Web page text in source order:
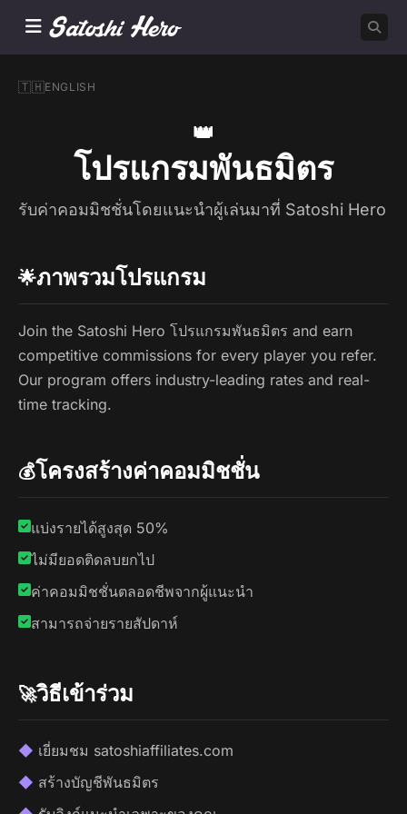
🇹🇭ENGLISH
👑
โปรแกรมพันธมิตร
รับค่าคอมมิชชั่นโดยแนะนำผู้เล่นมาที่ Satoshi Hero
🌟ภาพรวมโปรแกรม
Join the Satoshi Hero โปรแกรมพันธมิตร and earn
competitive commissions for every player you refer.
Our program offers industry-leading rates and real-
time tracking.
💰โครงสร้างค่าคอมมิชชั่น
แบ่งรายได้สูงสุด 50%
ไม่มียอดติดลบยกไป
ค่าคอมมิชชั่นตลอดชีพจากผู้แนะนำ
สามารถจ่ายรายสัปดาห์
🚀วิธีเข้าร่วม
เยี่ยมชม satoshiaffiliates.com
สร้างบัญชีพันธมิตร